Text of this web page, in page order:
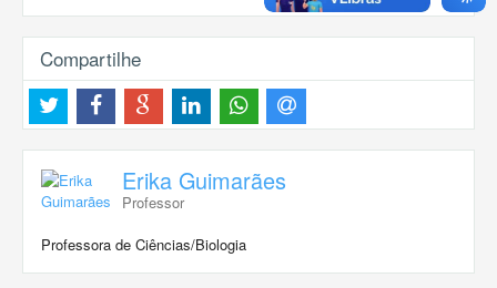
Compartilhe
Erika Guimarães
Professor
Professora de Ciências/Biologia